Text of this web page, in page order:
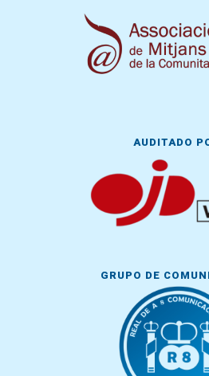
AUDITADO
GRUPO DE